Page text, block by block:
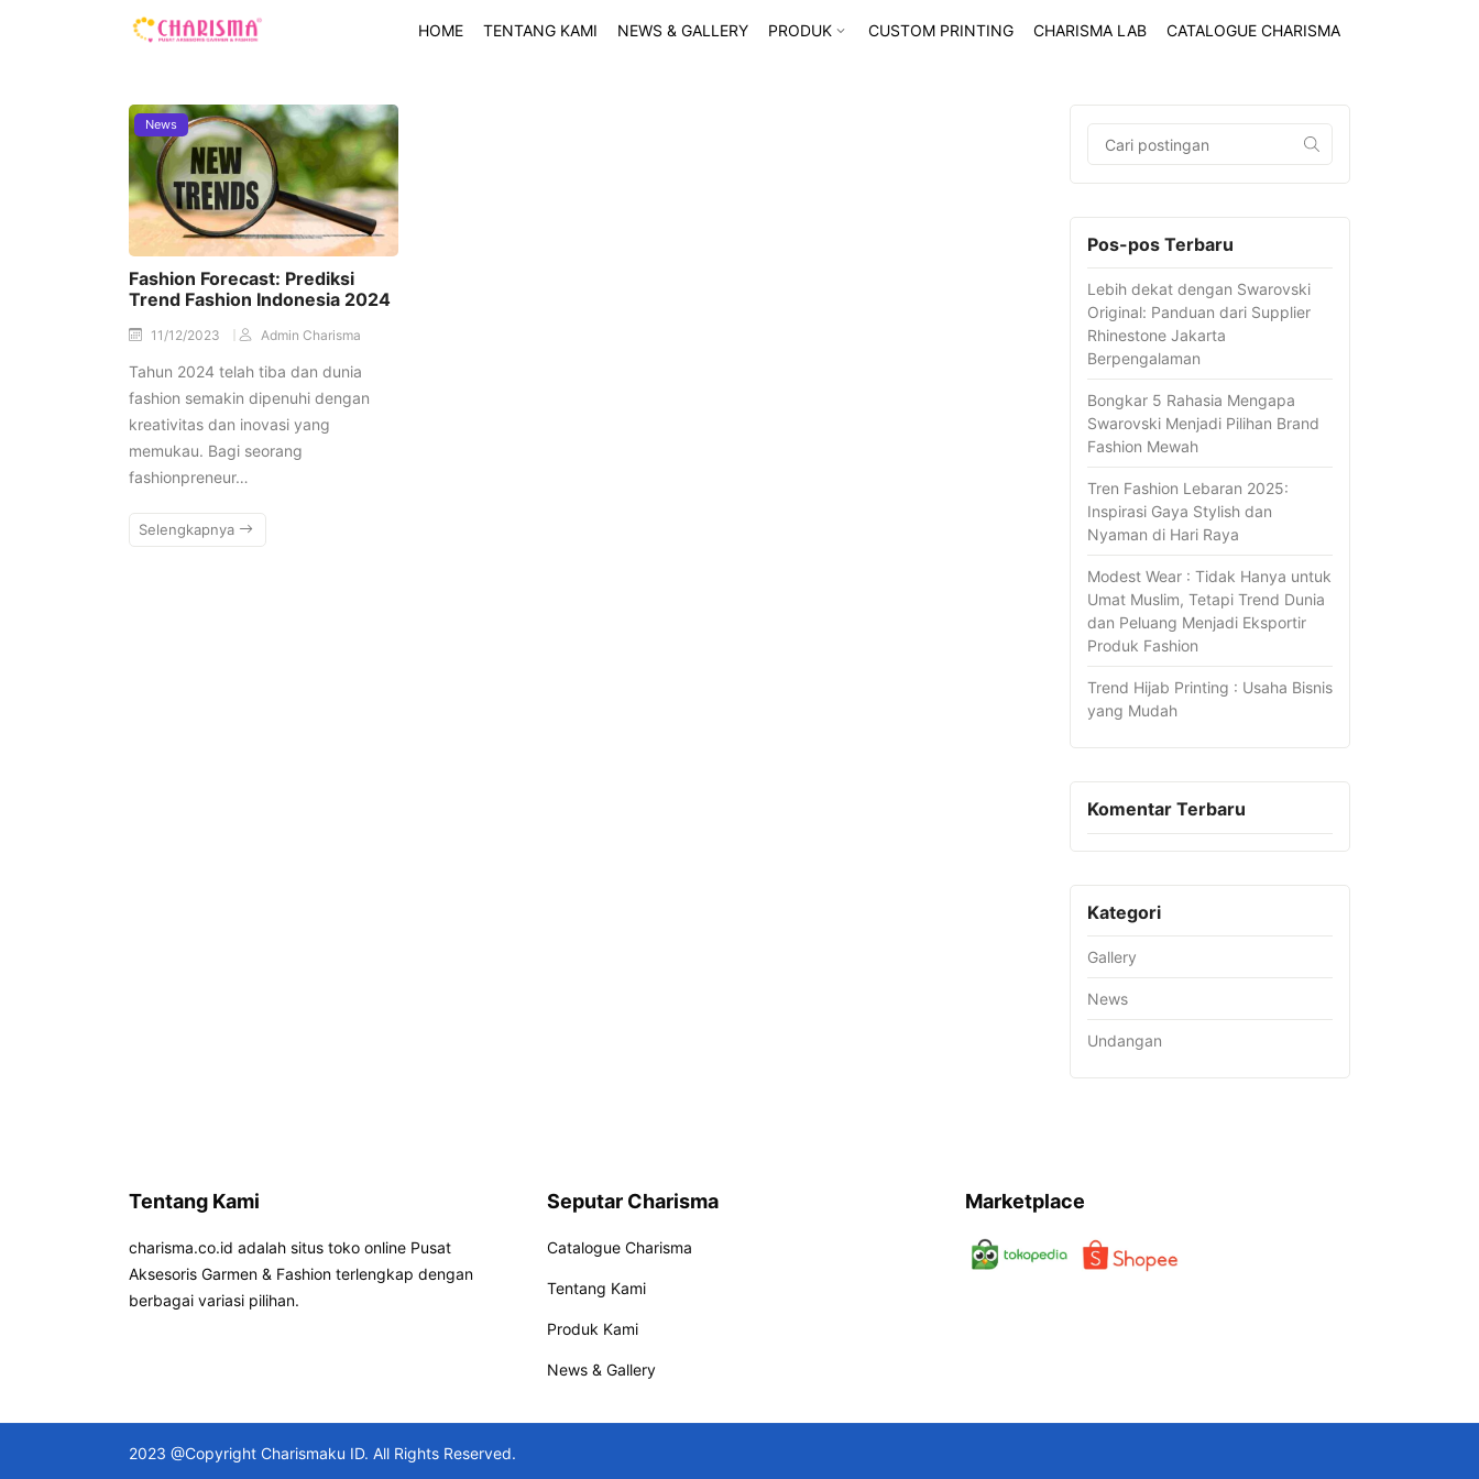
HOME TENTANG KAMI NEWS & GALLERY PRODUK CUSTOM PRINTING CHARISMA LAB CATALOGUE CHARISMA
News
Fashion Forecast: Prediksi
Trend Fashion Indonesia 2024
11/12/2023 Admin Charisma
Tahun 2024 telah tiba dan dunia
fashion semakin dipenuhi dengan
kreativitas dan inovasi yang
memukau. Bagi seorang
fashionpreneur…
Selengkapnya
Pos-pos Terbaru
Lebih dekat dengan Swarovski
Original: Panduan dari Supplier
Rhinestone Jakarta
Berpengalaman
Bongkar 5 Rahasia Mengapa
Swarovski Menjadi Pilihan Brand
Fashion Mewah
Tren Fashion Lebaran 2025:
Inspirasi Gaya Stylish dan
Nyaman di Hari Raya
Modest Wear : Tidak Hanya untuk
Umat Muslim, Tetapi Trend Dunia
dan Peluang Menjadi Eksportir
Produk Fashion
Trend Hijab Printing : Usaha Bisnis
yang Mudah
Komentar Terbaru
Kategori
Gallery
News
Undangan
Tentang Kami
charisma.co.id adalah situs toko online Pusat
Aksesoris Garmen & Fashion terlengkap dengan
berbagai variasi pilihan.
Seputar Charisma
Catalogue Charisma
Tentang Kami
Produk Kami
News & Gallery
Marketplace
2023 @Copyright Charismaku ID. All Rights Reserved.